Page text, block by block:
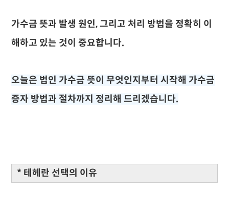
가수금 뜻과 발생 원인, 그리고 처리 방법을 정확히 이
해하고 있는 것이 중요합니다.
오늘은 법인 가수금 뜻이 무엇인지부터 시작해 가수금
증자 방법과 절차까지 정리해 드리겠습니다.
* 테헤란 선택의 이유